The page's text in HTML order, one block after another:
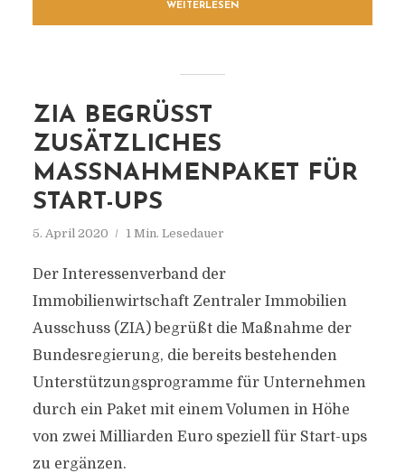
WEITERLESEN
ZIA BEGRÜSST Z
USÄTZLICHES M
ASSNAHMENPAKET FÜR ST
ART-UPS
5. April 2020 1 Min. Lesedauer
Der Interessenverband der
Immobilienwirtschaft Zentraler Immobilien
Ausschuss (ZIA) begrüßt die Maßnahme der
Bundesregierung, die bereits bestehenden
Unterstützungsprogramme für Unternehmen
durch ein Paket mit einem Volumen in Höhe
von zwei Milliarden Euro speziell für Start-ups
zu ergänzen.